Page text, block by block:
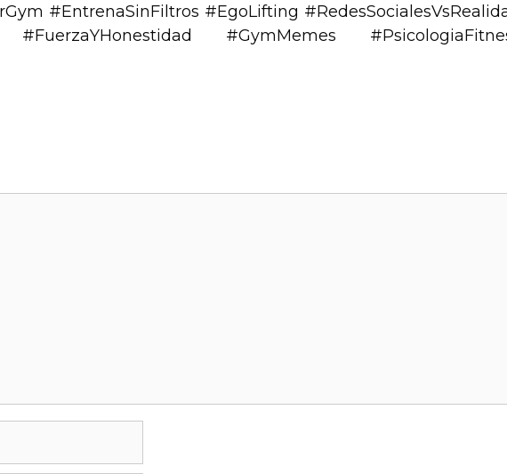
#EntrenaSinFiltros #EgoLifting
#FuerzaYHonestidad #GymMemes